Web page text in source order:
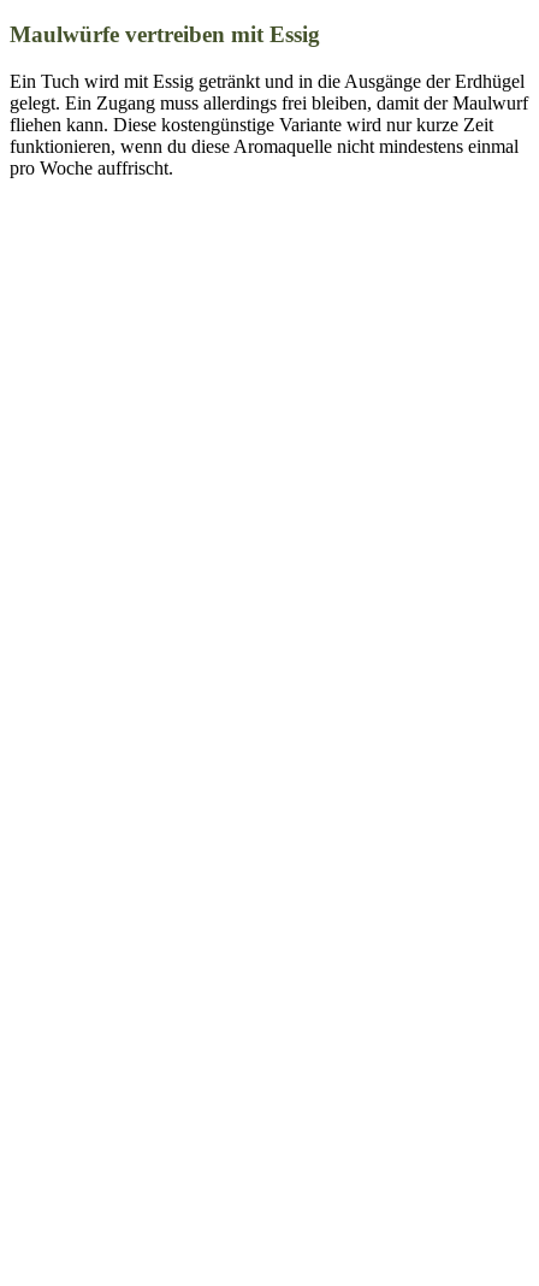
Maulwürfe vertreiben mit Essig
Ein Tuch wird mit Essig getränkt und in die Ausgänge der Erdhügel
gelegt. Ein Zugang muss allerdings frei bleiben, damit der Maulwurf
fliehen kann. Diese kostengünstige Variante wird nur kurze Zeit
funktionieren, wenn du diese Aromaquelle nicht mindestens einmal
pro Woche auffrischt.